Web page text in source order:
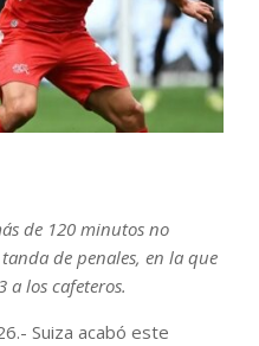
de 120 minutos no
de penales, en la que
a los cafeteros.
Suiza acabó este